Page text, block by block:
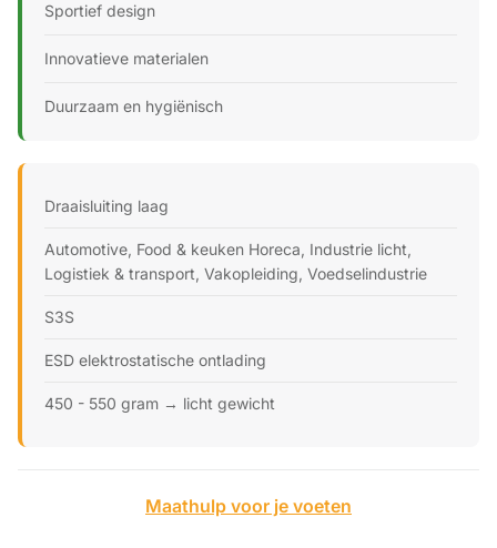
Sportief design
Innovatieve materialen
Duurzaam en hygiënisch
Draaisluiting laag
Automotive, Food & keuken Horeca, Industrie licht,
Logistiek & transport, Vakopleiding, Voedselindustrie
S3S
ESD elektrostatische ontlading
450 - 550 gram → licht gewicht
Maathulp voor je voeten